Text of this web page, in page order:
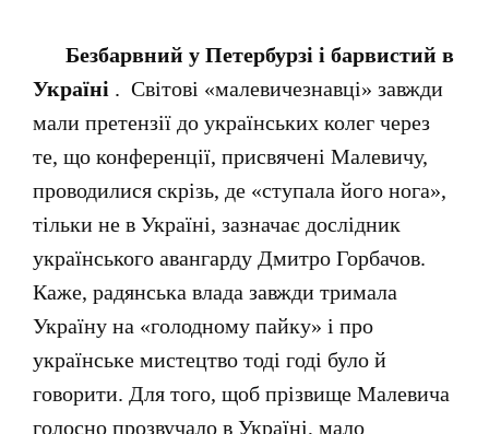
Безбарвний у Петербурзі і барвистий в
Україні . Світові «малевичезнавці» завжди
мали претензії до українських колег через
те, що конференції, присвячені Малевичу,
проводилися скрізь, де «ступала його нога»,
тільки не в Україні, зазначає дослідник
українського авангарду Дмитро Горбачов.
Каже, радянська влада завжди тримала
Україну на «голодному пайку» і про
українське мистецтво тоді годі було й
говорити. Для того, щоб прізвище Малевича
голосно прозвучало в Україні, мало